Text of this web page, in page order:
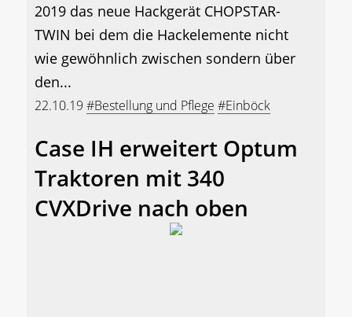
2019 das neue Hackgerät CHOPSTAR-
TWIN bei dem die Hackelemente nicht
wie gewöhnlich zwischen sondern über
den...
22.10.19 #Bestellung und Pflege #Einböck
Case IH erweitert Optum
Traktoren mit 340
CVXDrive nach oben